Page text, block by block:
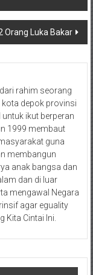
Orang Luka Bakar
rahim seorang
depok provinsi
ikut berperan
1999 membaut
guna
membangun
anak bangsa dan
dan di luar
mengawal Negara
agar eguality
Kita Cintai Ini.